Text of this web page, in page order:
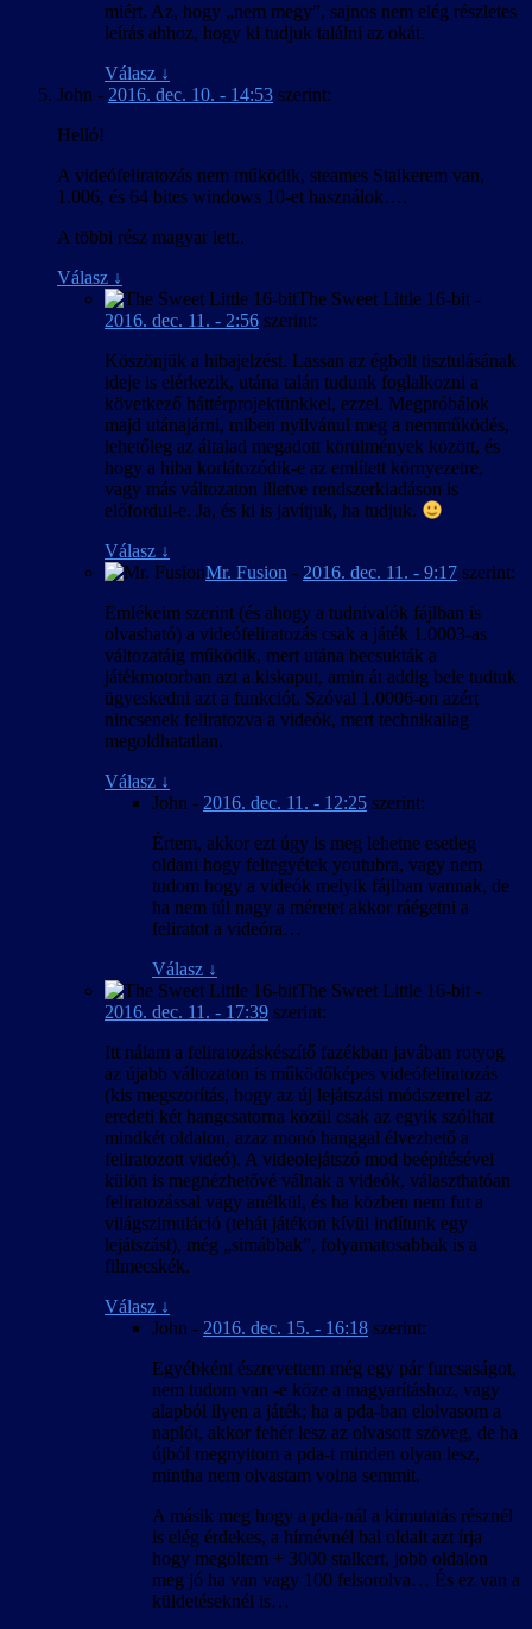
miért. Az, hogy „nem megy”, sajnos nem elég részletes
leírás ahhoz, hogy ki tudjuk találni az okát.
Válasz ↓
John - 2016. dec. 10. - 14:53 szerint:
Helló!
A videófeliratozás nem működik, steames Stalkerem van,
1.006, és 64 bites windows 10-et használok….
A többi rész magyar lett..
Válasz ↓
The Sweet Little 16-bit -
2016. dec. 11. - 2:56 szerint:
Köszönjük a hibajelzést. Lassan az égbolt tisztulásának
ideje is elérkezik, utána talán tudunk foglalkozni a
következő háttérprojektünkkel, ezzel. Megpróbálok
majd utánajárni, miben nyilvánul meg a nemműködés,
lehetőleg az általad megadott körülmények között, és
hogy a hiba korlátozódik-e az említett környezetre,
vagy más változaton illetve rendszerkiadáson is
előfordul-e. Ja, és ki is javítjuk, ha tudjuk.
Válasz ↓
Mr. Fusion - 2016. dec. 11. - 9:17 szerint:
Emlékeim szerint (és ahogy a tudnivalók fájlban is
olvasható) a videófeliratozás csak a játék 1.0003-as
változatáig működik, mert utána becsukták a
játékmotorban azt a kiskaput, amin át addig bele tudtuk
ügyeskedni azt a funkciót. Szóval 1.0006-on azért
nincsenek feliratozva a videók, mert technikailag
megoldhatatlan.
Válasz ↓
John - 2016. dec. 11. - 12:25 szerint:
Értem, akkor ezt úgy is meg lehetne esetleg
oldani hogy feltegyétek youtubra, vagy nem
tudom hogy a videók melyik fájlban vannak, de
ha nem túl nagy a méretet akkor ráégetni a
feliratot a videóra…
Válasz ↓
The Sweet Little 16-bit -
2016. dec. 11. - 17:39 szerint:
Itt nálam a feliratozáskészítő fazékban javában rotyog
az újabb változaton is működőképes videófeliratozás
(kis megszorítás, hogy az új lejátszási módszerrel az
eredeti két hangcsatorna közül csak az egyik szólhat
mindkét oldalon, azaz monó hanggal élvezhető a
feliratozott videó). A videolejátszó mod beépítésével
külön is megnézhetővé válnak a videók, választhatóan
feliratozással vagy anélkül, és ha közben nem fut a
világszimuláció (tehát játékon kívül indítunk egy
lejátszást), még „simábbak”, folyamatosabbak is a
filmecskék.
Válasz ↓
John - 2016. dec. 15. - 16:18 szerint:
Egyébként észrevettem még egy pár furcsaságot,
nem tudom van -e köze a magyarításhoz, vagy
alapból ilyen a játék; ha a pda-ban elolvasom a
naplót, akkor fehér lesz az olvasott szöveg, de ha
újból megnyitom a pda-t minden olyan lesz,
mintha nem olvastam volna semmit.
A másik meg hogy a pda-nál a kimutatás résznél
is elég érdekes, a hírnévnél bal oldalt azt írja
hogy megöltem + 3000 stalkert, jobb oldalon
meg jó ha van vagy 100 felsorolva… És ez van a
küldetéseknél is…